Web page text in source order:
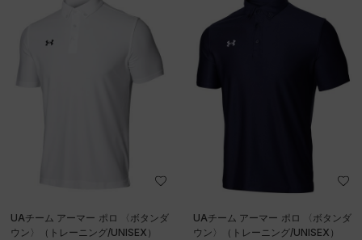
UAチーム アーマー ポロ 〈ボタンダ
ウン〉（トレーニング/UNISEX）
UAチーム アーマー ポロ 〈ボタンダ
ウン〉（トレーニング/UNISEX）